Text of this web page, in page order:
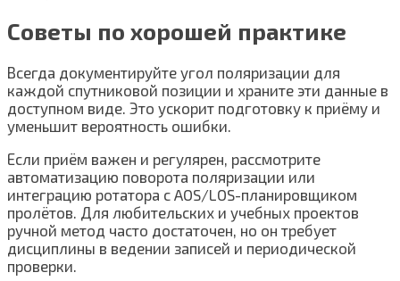
Советы по хорошей практике
Всегда документируйте угол поляризации для
каждой спутниковой позиции и храните эти данные в
доступном виде. Это ускорит подготовку к приёму и
уменьшит вероятность ошибки.
Если приём важен и регулярен, рассмотрите
автоматизацию поворота поляризации или
интеграцию ротатора с AOS/LOS-планировщиком
пролётов. Для любительских и учебных проектов
ручной метод часто достаточен, но он требует
дисциплины в ведении записей и периодической
проверки.